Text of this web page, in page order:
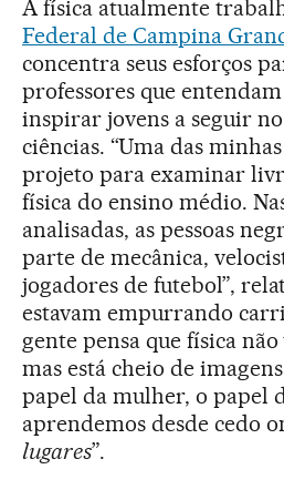
A física atualmente
Federal de Campina
concentra seus esforços
professores que
inspirar jovens a seguir
ciências. “Uma das
projeto para examinar
física do ensino médio.
analisadas, as pessoas
parte de mecânica,
jogadores de futebol”,
estavam empurrando
gente pensa que física
mas está cheio de
papel da mulher, o papel
aprendemos desde cedo
lugares”.